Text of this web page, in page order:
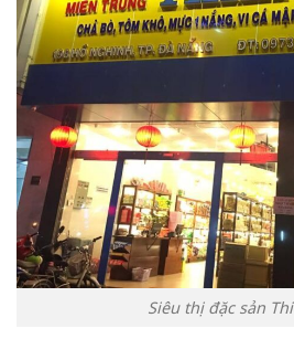
Siêu thị đặc sản